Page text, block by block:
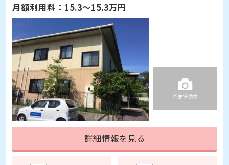
月額利用料： 15.3～15.3万円
詳細情報を見る